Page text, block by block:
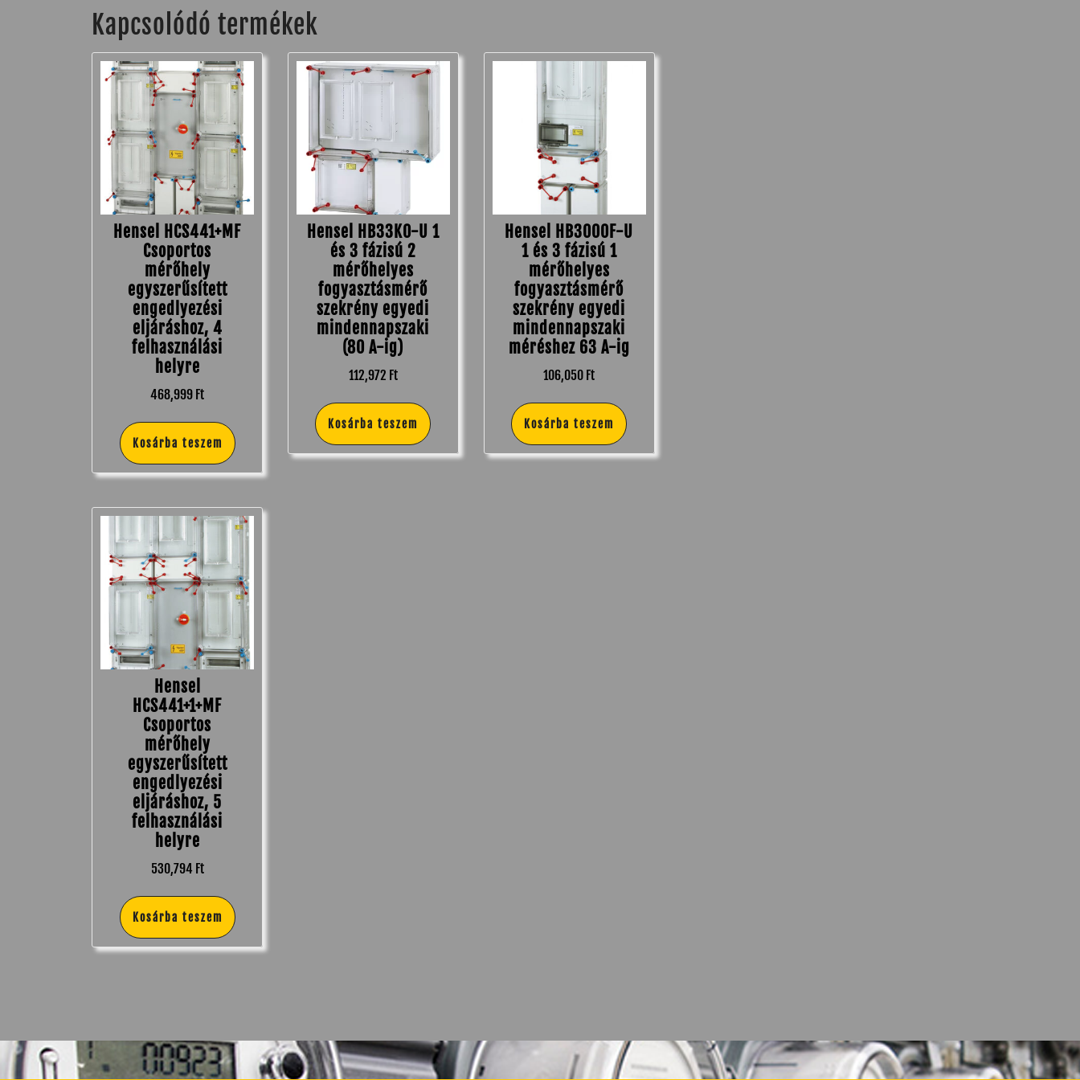
Kapcsolódó termékek
Hensel HCS441+MF
Csoportos
mérőhely
egyszerűsített
engedlyezési
eljáráshoz, 4
felhasználási
helyre
468,999 Ft
Kosárba teszem
Hensel HB33K0-U 1
és 3 fázisú 2
mérőhelyes
fogyasztásmérő
szekrény egyedi
mindennapszaki
(80 A-ig)
112,972 Ft
Kosárba teszem
Hensel HB3000F-U
1 és 3 fázisú 1
mérőhelyes
fogyasztásmérő
szekrény egyedi
mindennapszaki
méréshez 63 A-ig
106,050 Ft
Kosárba teszem
Hensel
HCS441+1+MF
Csoportos
mérőhely
egyszerűsített
engedlyezési
eljáráshoz, 5
felhasználási
helyre
530,794 Ft
Kosárba teszem